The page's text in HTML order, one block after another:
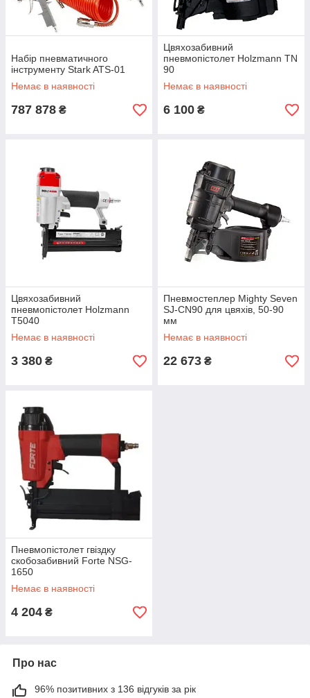
Набір пневматичного
інструменту Stark ATS-01
Немає в наявності
787 878 ₴
Цвяхозабивний
пневмопістолет Holzmann TN
90
Немає в наявності
6 100 ₴
Цвяхозабивний
пневмопістолет Holzmann
T5040
Немає в наявності
3 380 ₴
Пневмостеплер Mighty Seven
SJ-CN90 для цвяхів, 50-90
мм
Немає в наявності
22 673 ₴
Пневмопістолет гвіздку
скобозабивний Forte NSG-
1650
Немає в наявності
4 204 ₴
Про нас
96% позитивних з 136 відгуків за рік